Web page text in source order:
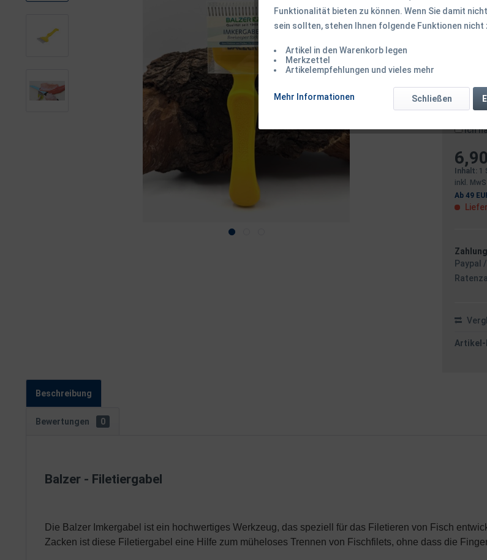
Ich
Inhalt: 1
inkl.
Ab 49
Paypal
Artikel-
Beschreibung
Bewertungen 0
Balzer - Filetiergabel
Die Balzer Imkergabel ist ein hochwertiges Werkzeug, das speziell für das Filetieren von Fisch
Zacken ist diese Filetiergabel eine Hilfe zum müheloses Trennen von Fischfilets, ohne dass die
Funktionalität bieten zu können. Wenn Sie damit
sein sollten, stehen Ihnen folgende Funktionen nicht
Artikel in den Warenkorb legen
Merkzettel
Artikelempfehlungen und vieles mehr
Mehr Informationen Schließen